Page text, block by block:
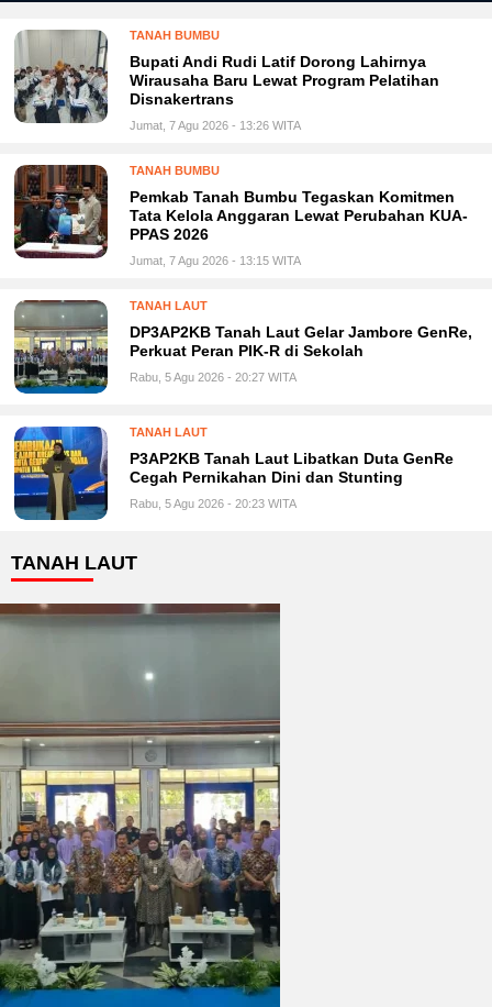
TANAH BUMBU
Bupati Andi Rudi Latif Dorong Lahirnya
Wirausaha Baru Lewat Program Pelatihan
Disnakertrans
Jumat, 7 Agu 2026 - 13:26 WITA
TANAH BUMBU
Pemkab Tanah Bumbu Tegaskan Komitmen
Tata Kelola Anggaran Lewat Perubahan KUA-
PPAS 2026
Jumat, 7 Agu 2026 - 13:15 WITA
TANAH LAUT
DP3AP2KB Tanah Laut Gelar Jambore GenRe,
Perkuat Peran PIK-R di Sekolah
Rabu, 5 Agu 2026 - 20:27 WITA
TANAH LAUT
P3AP2KB Tanah Laut Libatkan Duta GenRe
Cegah Pernikahan Dini dan Stunting
Rabu, 5 Agu 2026 - 20:23 WITA
TANAH LAUT